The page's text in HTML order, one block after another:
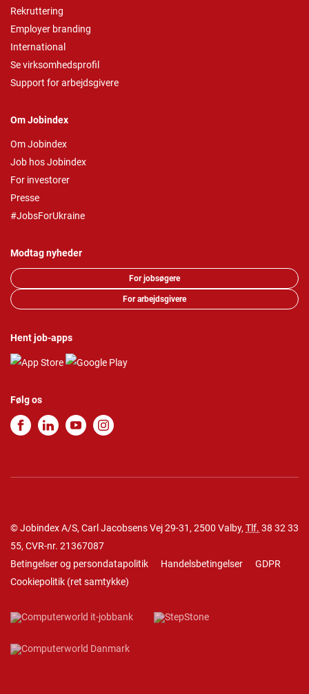
Rekruttering
Employer branding
International
Se virksomhedsprofil
Support for arbejdsgivere
Om Jobindex
Om Jobindex
Job hos Jobindex
For investorer
Presse
#JobsForUkraine
Modtag nyheder
For jobsøgere
For arbejdsgivere
Hent job-apps
Følg os
© Jobindex A/S, Carl Jacobsens Vej 29-31, 2500 Valby, Tlf. 38 32 33
55, CVR-nr. 21367087
Betingelser og persondatapolitik
Handelsbetingelser
GDPR
Cookiepolitik (ret samtykke)